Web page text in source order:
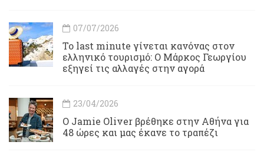
07/07/2026
Το last minute γίνεται κανόνας στον
ελληνικό τουρισμό: Ο Μάρκος Γεωργίου
εξηγεί τις αλλαγές στην αγορά
23/04/2026
Ο Jamie Oliver βρέθηκε στην Αθήνα για
48 ώρες και μας έκανε το τραπέζι